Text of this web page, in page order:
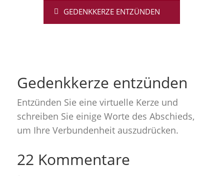
GEDENKKERZE ENTZÜNDEN
Gedenkkerze entzünden
Entzünden Sie eine virtuelle Kerze und
schreiben Sie einige Worte des Abschieds,
um Ihre Verbundenheit auszudrücken.
22 Kommentare